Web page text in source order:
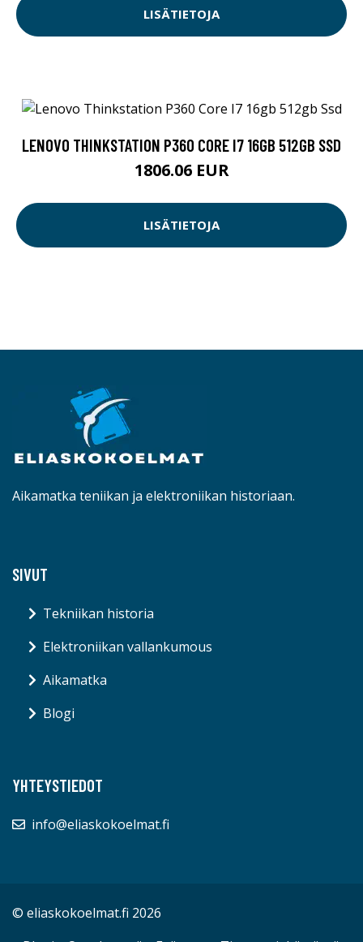
LISÄTIETOJA
LENOVO THINKSTATION P360 CORE I7 16GB 512GB SSD
1806.06 EUR
LISÄTIETOJA
Aikamatka teniikan ja elektroniikan historiaan.
SIVUT
Tekniikan historia
Elektroniikan vallankumous
Aikamatka
Blogi
YHTEYSTIEDOT
info@eliaskokoelmat.fi
© eliaskokoelmat.fi 2026